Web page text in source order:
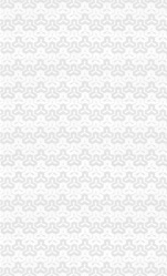
青岛一般纳税人查询
一般纳税人查询全国
一般纳税人查询—在
关于一般纳税人查询的
如何查询对方公司是
如何查询增值税一般
一般纳税人税号查询_
重庆一般纳税人资格查
全国一般纳税人资格
陕西省一般纳税人查询
一般纳税人提供技术
一般纳税人查询电话-